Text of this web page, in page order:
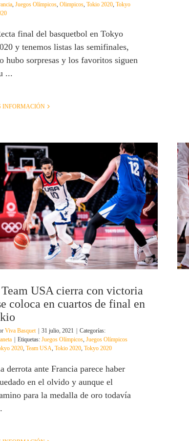
, Juegos Olímpicos, Olimpicos, Tokio 2020, Tokyo
final del basquetbol en Tokyo
y tenemos listas las semifinales,
hubo sorpresas y los favoritos siguen
...
INFORMACIÓN
USA cierra con victoria
coloca en cuartos de final en
Viva Basquet 31 julio, 2021
Categorías:
Etiquetas: Juegos Olímpicos, Juegos Olímpicos
2020, Team USA, Tokio 2020, Tokyo 2020
derrota ante Francia parece haber
en el olvido y aunque el
para la medalla de oro todavía